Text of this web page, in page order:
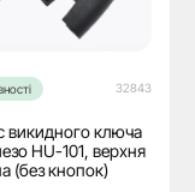
32843
викидного ключа
HU-101, верхня
(без кнопок)